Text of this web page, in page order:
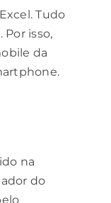
Tudo
isso,
da
na
do